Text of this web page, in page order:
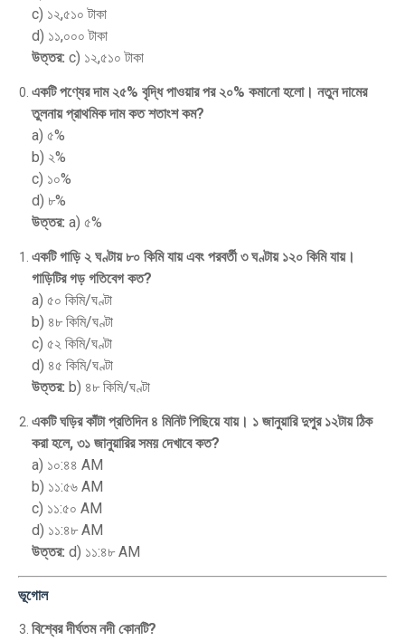
c) ১২,৫১০ টাকা
d) ১১,০০০ টাকা
উত্তর: c) ১২,৫১০ টাকা
একটি পণ্যের দাম ২৫% বৃদ্ধি পাওয়ার পর ২০% কমানো হলো। নতুন দামের
তুলনায় প্রাথমিক দাম কত শতাংশ কম?
a) ৫%
b) ২%
c) ১০%
d) ৮%
উত্তর: a) ৫%
একটি গাড়ি ২ ঘণ্টায় ৮০ কিমি যায় এবং পরবর্তী ৩ ঘণ্টায় ১২০ কিমি যায়।
গাড়িটির গড় গতিবেগ কত?
a) ৫০ কিমি/ঘণ্টা
b) ৪৮ কিমি/ঘণ্টা
c) ৫২ কিমি/ঘণ্টা
d) ৪৫ কিমি/ঘণ্টা
উত্তর: b) ৪৮ কিমি/ঘণ্টা
একটি ঘড়ির কাঁটা প্রতিদিন ৪ মিনিট পিছিয়ে যায়। ১ জানুয়ারি দুপুর ১২টায় ঠিক
করা হলে, ৩১ জানুয়ারির সময় দেখাবে কত?
a) ১০:৪৪ AM
b) ১১:৫৬ AM
c) ১১:৫০ AM
d) ১১:৪৮ AM
উত্তর: d) ১১:৪৮ AM
ভূগোল
বিশ্বের দীর্ঘতম নদী কোনটি?